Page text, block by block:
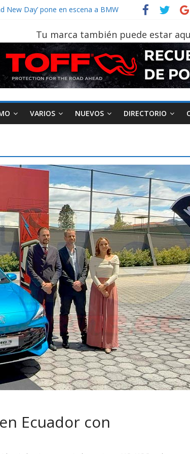
New Day’ pone en escena a BMW
47ª, recorre 7 provincias en 8 días
para cubrir las rutas de La Vuelta
Tu marca también puede estar
VARIOS NUEVOS DIRECTORIO
Ecuador con
con tu
AEADE Industria Motociclismo
Movilidad
Campaña busca cambiar
destino de los
en la región